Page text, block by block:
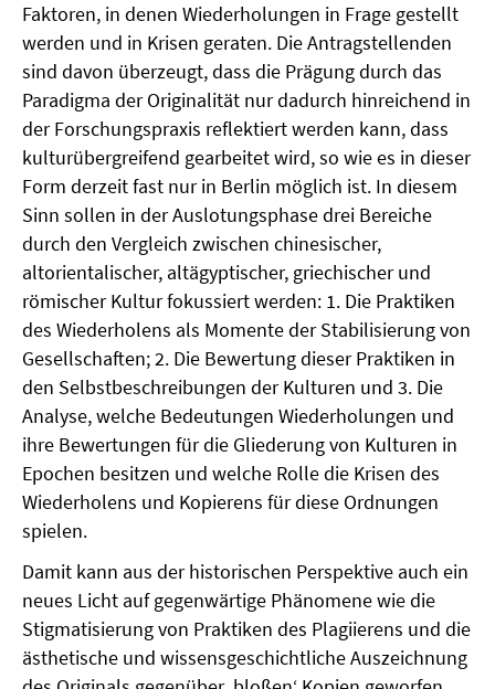
Faktoren, in denen Wiederholungen in Frage gestellt
werden und in Krisen geraten. Die Antragstellenden
sind davon überzeugt, dass die Prägung durch das
Paradigma der Originalität nur dadurch hinreichend in
der Forschungspraxis reflektiert werden kann, dass
kulturübergreifend gearbeitet wird, so wie es in dieser
Form derzeit fast nur in Berlin möglich ist. In diesem
Sinn sollen in der Auslotungsphase drei Bereiche
durch den Vergleich zwischen chinesischer,
altorientalischer, altägyptischer, griechischer und
römischer Kultur fokussiert werden: 1. Die Praktiken
des Wiederholens als Momente der Stabilisierung von
Gesellschaften; 2. Die Bewertung dieser Praktiken in
den Selbstbeschreibungen der Kulturen und 3. Die
Analyse, welche Bedeutungen Wiederholungen und
ihre Bewertungen für die Gliederung von Kulturen in
Epochen besitzen und welche Rolle die Krisen des
Wiederholens und Kopierens für diese Ordnungen
spielen.
Damit kann aus der historischen Perspektive auch ein
neues Licht auf gegenwärtige Phänomene wie die
Stigmatisierung von Praktiken des Plagiierens und die
ästhetische und wissensgeschichtliche Auszeichnung